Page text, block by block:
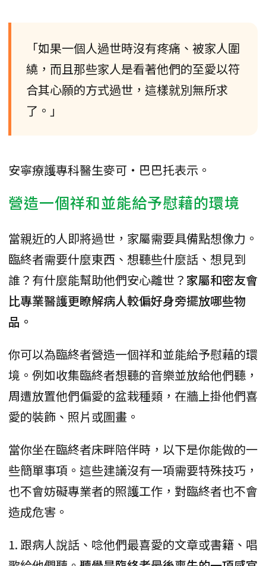
「如果一個人過世時沒有疼痛、被家人圍
繞，而且那些家人是看著他們的至愛以符
合其心願的方式過世，這樣就別無所求
了。」
安寧療護專科醫生麥可・巴巴托表示。
營造一個祥和並能給予慰藉的環境
當親近的人即將過世，家屬需要具備點想像力。
臨終者需要什麼東西、想聽些什麼話、想見到
誰？有什麼能幫助他們安心離世？ 家屬和密友會
比專業醫護更瞭解病人較偏好身旁擺放哪些物
品。
你可以為臨終者營造一個祥和並能給予慰藉的環
境。例如收集臨終者想聽的音樂並放給他們聽，
周遭放置他們偏愛的盆栽種類，在牆上掛他們喜
愛的裝飾、照片或圖畫。
當你坐在臨終者床畔陪伴時，以下是你能做的一
些簡單事項。這些建議沒有一項需要特殊技巧，
也不會妨礙專業者的照護工作，對臨終者也不會
造成危害。
1. 跟病人說話、唸他們最喜愛的文章或書籍、唱